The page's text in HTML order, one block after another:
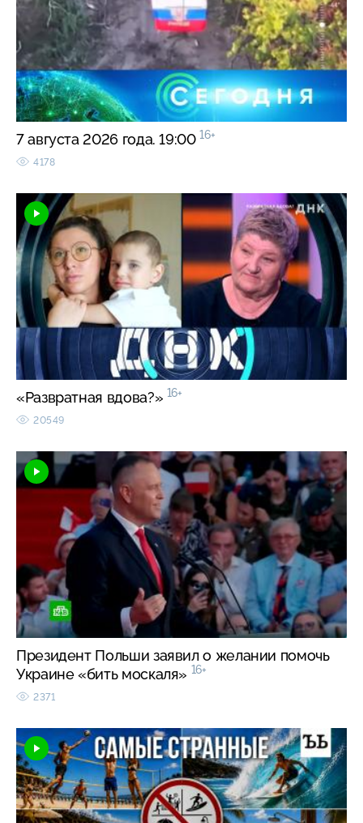
7 августа 2026 года. 19:00 16+
4178
«Развратная вдова?» 16+
20549
Президент Польши заявил о желании помочь
Украине «бить москаля» 16+
2371